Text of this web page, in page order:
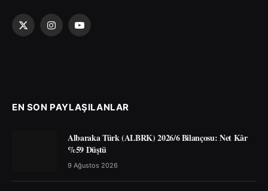
X
InstagramYouTube
EN SON PAYLAŞILANLAR
Albaraka Türk (ALBRK) 2026/6 Bilançosu: Net Kâr
%59 Düştü
9 Ağustos 2026